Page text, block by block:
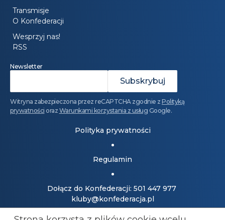
Transmisje
O Konfederacji
Wesprzyj nas!
RSS
Newsletter
Witryna zabezpieczona przez reCAPTCHA zgodnie z Polityką
prywatności oraz Warunkami korzystania z usług Google.
Polityka prywatności
Regulamin
Dołącz do Konfederacji: 501 447 977
kluby@konfederacja.pl